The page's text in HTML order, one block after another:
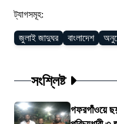
ট্যাগসমূহ:
জুলাই জাদুঘর বাংলাদেশ
সংশ্লিষ্ট
গফরগাঁওয়ে ছয়